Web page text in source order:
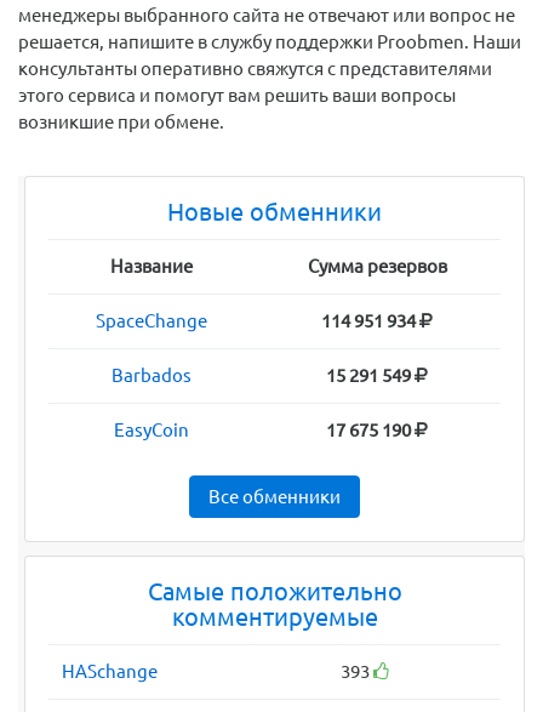
менеджеры выбранного сайта не отвечают или вопрос не
решается, напишите в службу поддержки Proobmen. Наши
консультанты оперативно свяжутся с представителями
этого сервиса и помогут вам решить ваши вопросы
возникшие при обмене.
Новые обменники
Название Сумма резервов
SpaceChange 114 951 934
Barbados 15 291 549
EasyCoin 17 675 190
Все обменники
Самые положительно
комментируемые
HASchange 393